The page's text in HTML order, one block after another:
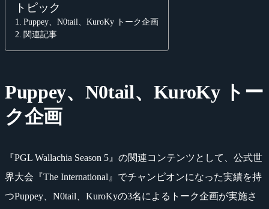
トピック
Puppey、N0tail、KuroKy トーク企画
関連記事
Puppey、N0tail、KuroKy トー
ク企画
『PGL Wallachia Season 5』の関連コンテンツとして、公式世
界大会『The International』でチャンピオンになった実績を持
つPuppey、N0tail、KuroKyの3名によるトーク企画が実施さ